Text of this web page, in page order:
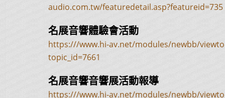
audio.com.tw/featuredetail.asp?featureid=735
名展音響體驗會活動
https:///www.hi-av.net/modules/newbb/
topic_id=7661
名展音響音響展活動報導
https:///www.hi-av.net/modules/newbb/